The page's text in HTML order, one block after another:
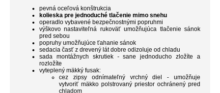
pevná oceľová konštrukcia
kolieska pre jednoduché tlačenie mimo snehu
operadlo vybavené bezpečnostnými popruhmi
výškovo nastaviteľná rukoväť umožňujúca tlačenie sánok
pred sebou
popruhy umožňujúce ťahanie sánok
sedacia časť z drevený lát dobre odizoluje od chladu
sada montážnych skrutiek - sane jednoducho zložíte a
rozložíte
vyteplený mäkký fusak:
cez zipsy
odnímateľný vrchný diel - umožňuje
vytvoriť mäkko polstrovaný priestor ochránený pred
chladom